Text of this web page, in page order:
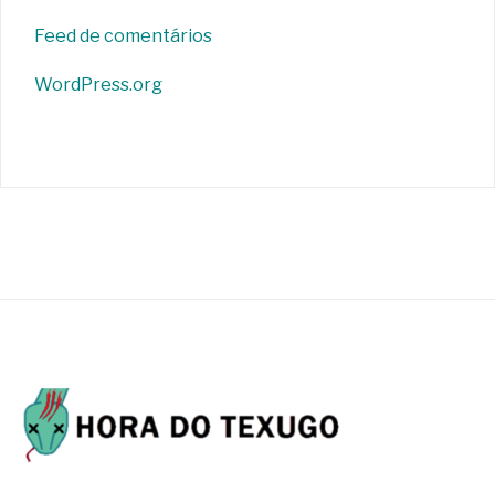
Feed de comentários
WordPress.org